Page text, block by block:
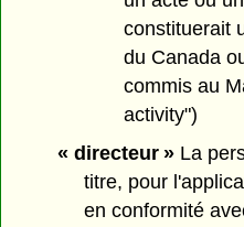
constituerait
du Canada
commis au
activity")
« directeur »La
titre, pour
en conformité